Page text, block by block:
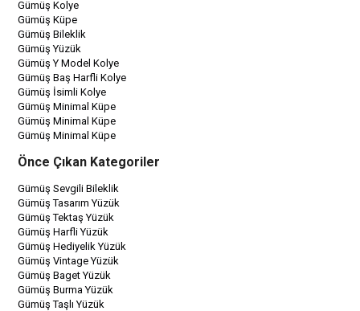
Gümüş Kolye
Gümüş Küpe
Gümüş Bileklik
Gümüş Yüzük
Gümüş Y Model Kolye
Gümüş Baş Harfli Kolye
Gümüş İsimli Kolye
Gümüş Minimal Küpe
Gümüş Minimal Küpe
Gümüş Minimal Küpe
Önce Çıkan Kategoriler
Gümüş Sevgili Bileklik
Gümüş Tasarım Yüzük
Gümüş Tektaş Yüzük
Gümüş Harfli Yüzük
Gümüş Hediyelik Yüzük
Gümüş Vintage Yüzük
Gümüş Baget Yüzük
Gümüş Burma Yüzük
Gümüş Taşlı Yüzük